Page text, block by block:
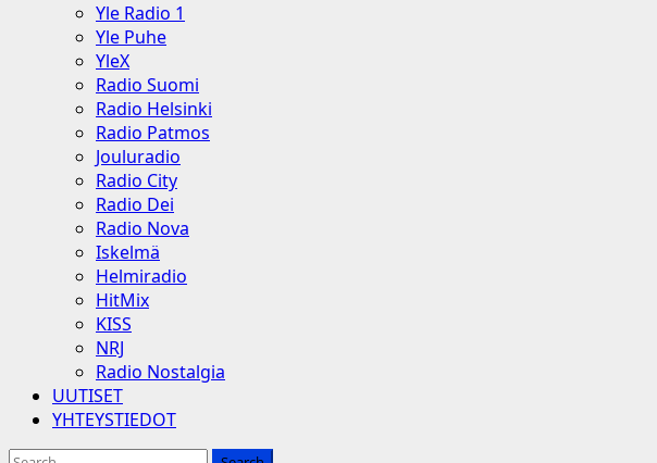
Yle Radio 1
Yle Puhe
YleX
Radio Suomi
Radio Helsinki
Radio Patmos
Jouluradio
Radio City
Radio Dei
Radio Nova
Iskelmä
Helmiradio
HitMix
KISS
NRJ
Radio Nostalgia
UUTISET
YHTEYSTIEDOT